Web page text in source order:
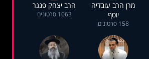
מרן הרב עובדיה
יוסף
158 סרטונים
הרב יצחק פנגר
1063 סרטונים